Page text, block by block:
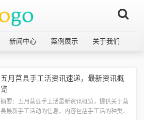
新闻中心 案例展示 关于我们
五月莒县手工活资讯速递，最新资讯概
览
摘要：五月莒县手工活最新资讯概览，提供关于莒
县最新手工活动的信息。内容包括手工活的种类、